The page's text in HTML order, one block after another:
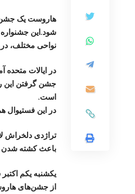
هاروست یک جشن
شود.این
نواحی مختلف،
در ایالات متحده
جشن گرفتن این
است.
در این فستیوال
تراژدی دلخراش
باعث کشته شدن
از جشن‌های